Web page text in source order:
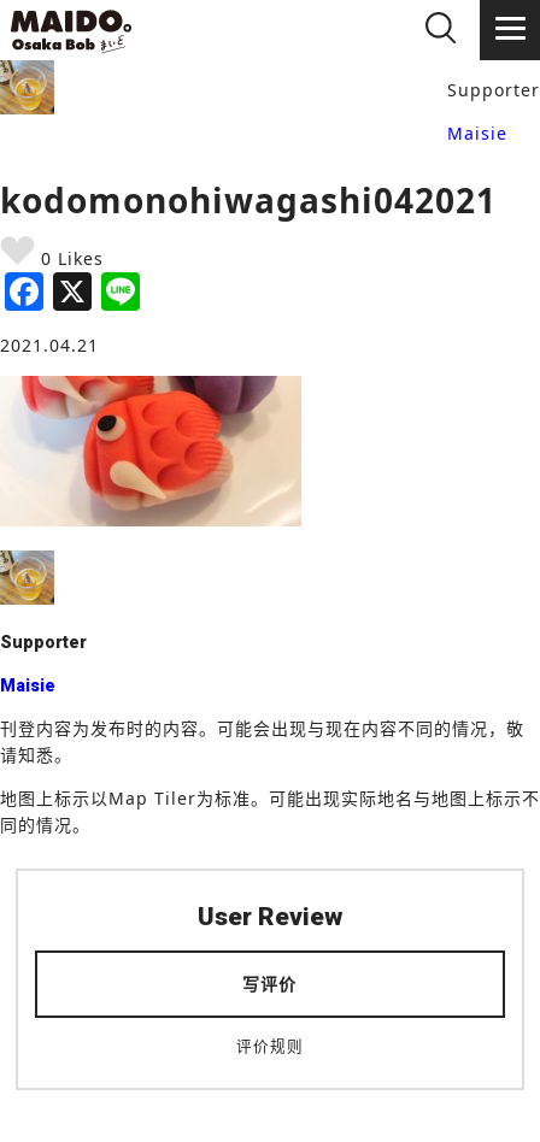
Supporter
Maisie
kodomonohiwagashi042021
0 Likes
F
a
c
e
b
o
k
X
e
2021.04.21
Supporter
Maisie
刊登内容为发布时的内容。可能会出现与现在内容不同的情况，敬
请知悉。
地图上标示以Map Tiler为标准。可能出现实际地名与地图上标示不
同的情况。
User Review
写评价
评价规则